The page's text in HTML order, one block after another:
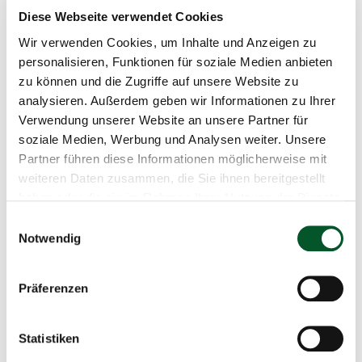
Diese Webseite verwendet Cookies
Wir verwenden Cookies, um Inhalte und Anzeigen zu
personalisieren, Funktionen für soziale Medien anbieten
zu können und die Zugriffe auf unsere Website zu
analysieren. Außerdem geben wir Informationen zu Ihrer
Verwendung unserer Website an unsere Partner für
soziale Medien, Werbung und Analysen weiter. Unsere
Partner führen diese Informationen möglicherweise mit
weiteren Daten zusammen, die Sie ihnen bereitgestellt
Notwendig
Präferenzen
Statistiken
KEI: Die NKS EU-Innovationsfonds
informiert – Fördermittel für die
Dekarbonisierung von Prozesswärme
Alles zur Heat Auction 2026: Informieren Sie sich über die
Teilnahmevoraussetzungen und ein praxisnahes Web-
Tool zur Entwicklung förderfähiger…
10:00-11:00 Uhr